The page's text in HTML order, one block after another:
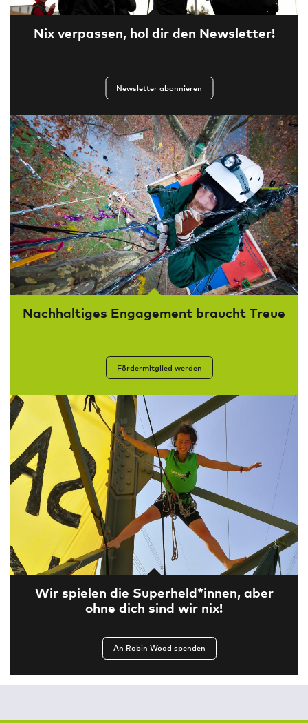
Nix verpassen, hol dir den Newsletter!
Newsletter abonnieren
Nachhaltiges Engagement braucht Treue
Fördermitglied werden
Wir spielen die Superheld*innen, aber
ohne dich sind wir nix!
An Robin Wood spenden